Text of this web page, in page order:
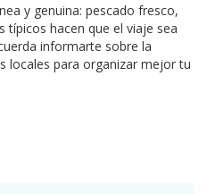
y genuina: pescado fresco,
hacen que el viaje sea
informarte sobre la
locales para organizar mejor tu